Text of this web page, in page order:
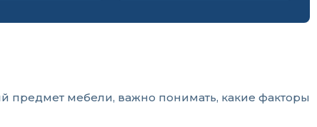
предмет мебели, важно понимать, какие факторы